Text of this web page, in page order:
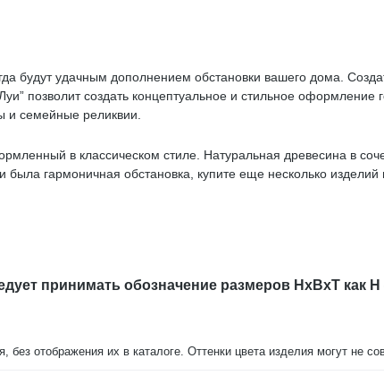
будут удачным дополнением обстановки вашего дома.
позволит создать концептуальное и стильное оформление
и семейные реликвии.
в классическом стиле. Натуральная древесина в
гармоничная обстановка, купите еще несколько изделий
240-01/01 с доставкой на дом.
принимать обозначение размеров HxBxT
без отображения их в каталоге. Оттенки цвета изделия могут не